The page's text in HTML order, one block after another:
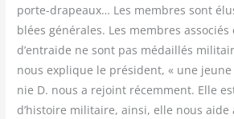
porte-dra­peaux… Les membres sont
blées géné­rales. Les membres asso­ciés
d’entraide ne sont pas médaillés
nous explique le pré­sident, « une
nie D. nous a rejoint récem­ment. Elle
d’histoire mili­taire, ain­si, elle nous